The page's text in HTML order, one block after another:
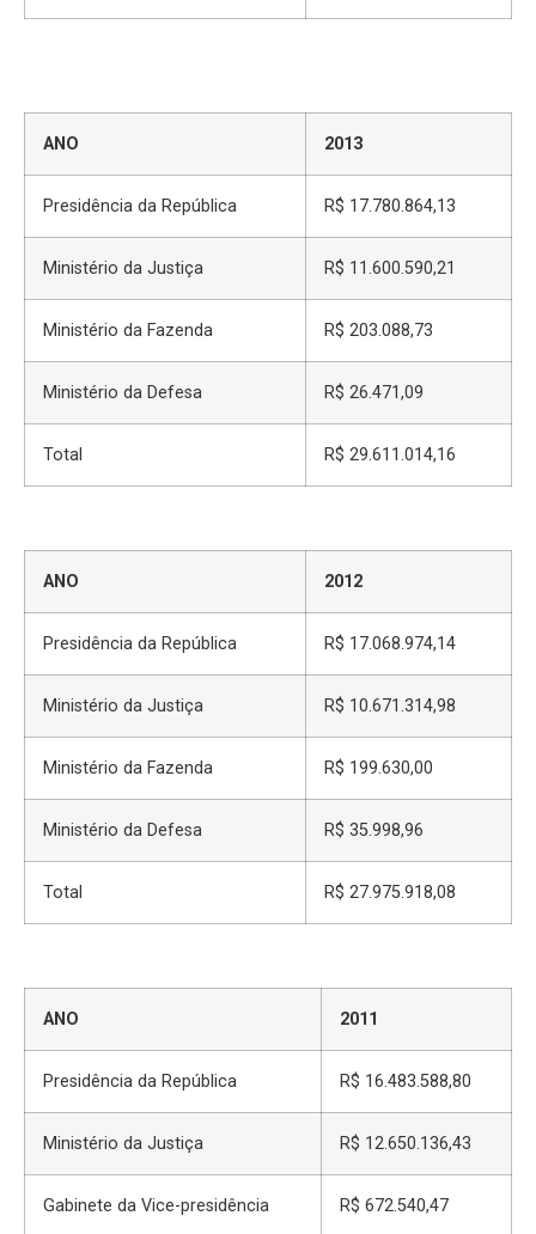
ANO 2013
Presidência da República R$ 17.780.864,13
Ministério da Justiça R$ 11.600.590,21
Ministério da Fazenda R$ 203.088,73
Ministério da Defesa R$ 26.471,09
Total R$ 29.611.014,16
ANO 2012
Presidência da República R$ 17.068.974,14
Ministério da Justiça R$ 10.671.314,98
Ministério da Fazenda R$ 199.630,00
Ministério da Defesa R$ 35.998,96
Total R$ 27.975.918,08
ANO 2011
Presidência da República R$ 16.483.588,80
Ministério da Justiça R$ 12.650.136,43
Gabinete da Vice-presidência R$ 672.540,47